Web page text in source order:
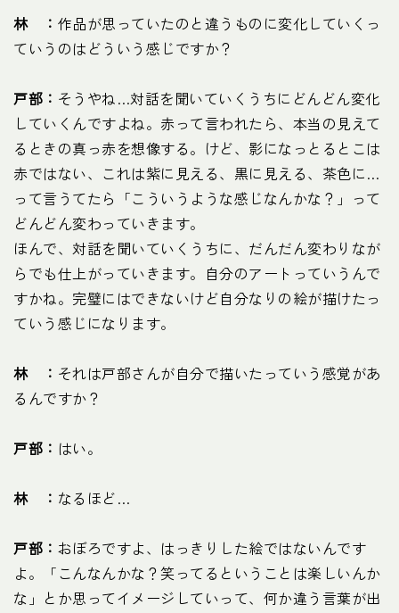
林 ： 作品が思っていたのと違うものに変化していくっ
ていうのはどういう感じですか？
戸部： そうやね…対話を聞いていくうちにどんどん変化
していくんですよね。赤って言われたら、本当の見えて
るときの真っ赤を想像する。けど、影になっとるとこは
赤ではない、これは紫に見える、黒に見える、茶色に…
って言うてたら「こういうような感じなんかな？」って
どんどん変わっていきます。
ほんで、対話を聞いていくうちに、だんだん変わりなが
らでも仕上がっていきます。自分のアートっていうんで
すかね。完璧にはできないけど自分なりの絵が描けたっ
ていう感じになります。
林 ： それは戸部さんが自分で描いたっていう感覚があ
るんですか？
戸部： はい。
林 ： なるほど…
戸部： おぼろですよ、はっきりした絵ではないんです
よ。「こんなんかな？笑ってるということは楽しいんか
な」とか思ってイメージしていって、何か違う言葉が出